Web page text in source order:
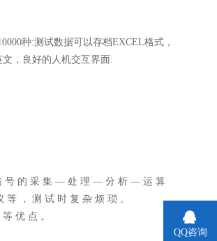
种:测试数据可以存档EXCEL格式，
，良好的人机交互界面:
号 的 采 集 — 处 理 — 分 析 — 运 算
， 测 试 时 复 杂 烦 琐 。
优 点 。
QQ咨询